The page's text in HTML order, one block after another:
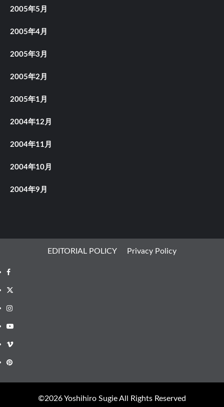
2005年5月
2005年4月
2005年3月
2005年2月
2005年1月
2004年12月
2004年11月
2004年10月
2004年9月
EDITORIAL POLICY Privacy Policy
Facebook
X
Instagram
Youtube
Vimeo
Pinterest
©︎2026 Yoshihiro Sugie All Rights Reserved